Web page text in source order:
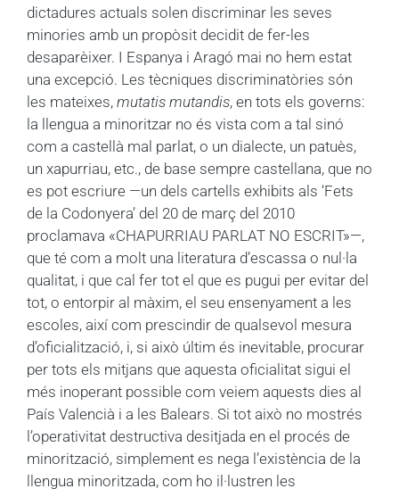
dictadures actuals solen discriminar les seves
minories amb un propòsit decidit de fer-les
desaparèixer. I Espanya i Aragó mai no hem estat
una excepció. Les tècniques discriminatòries són
les mateixes, mutatis mutandis, en tots els governs:
la llengua a minoritzar no és vista com a tal sinó
com a castellà mal parlat, o un dialecte, un patuès,
un xapurriau, etc., de base sempre castellana, que no
es pot escriure —un dels cartells exhibits als ‘Fets
de la Codonyera’ del 20 de març del 2010
proclamava «CHAPURRIAU PARLAT NO ESCRIT»—,
que té com a molt una literatura d’escassa o nul·la
qualitat, i que cal fer tot el que es pugui per evitar del
tot, o entorpir al màxim, el seu ensenyament a les
escoles, així com prescindir de qualsevol mesura
d’oficialització, i, si això últim és inevitable, procurar
per tots els mitjans que aquesta oficialitat sigui el
més inoperant possible com veiem aquests dies al
País Valencià i a les Balears. Si tot això no mostrés
l’operativitat destructiva desitjada en el procés de
minorització, simplement es nega l’existència de la
llengua minoritzada, com ho il·lustren les